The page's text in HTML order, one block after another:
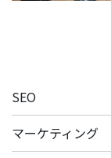
SEO
マーケティング